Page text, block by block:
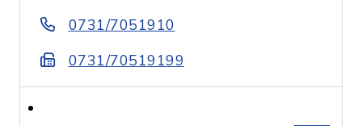
0731/7051910
0731/70519199